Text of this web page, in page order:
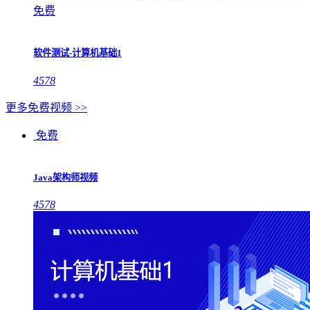
免费
软件测试-计算机基础1
4578
更多免费视频 >>
免费
Java架构师视频
4578